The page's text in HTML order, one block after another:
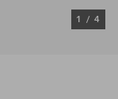
1 / 4